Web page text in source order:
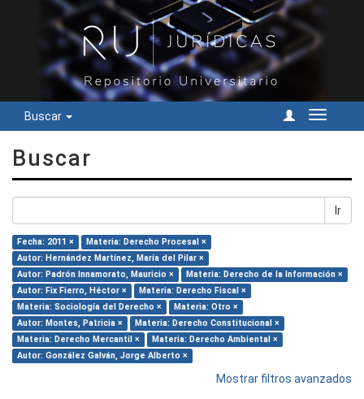
Buscar
Cambiar
Buscar
Ir
Fecha: 2011 ×
Materia: Derecho Procesal ×
Autor: Hernández Martínez, María del Pilar ×
Autor: Padrón Innamorato, Mauricio ×
Materia: Derecho de la Información ×
Autor: Fix Fierro, Héctor ×
Materia: Derecho Fiscal ×
Materia: Sociología del Derecho ×
Materia: Otro ×
Autor: Montes, Patricia ×
Materia: Derecho Constitucional ×
Materia: Derecho Mercantil ×
Materia: Derecho Ambiental ×
Autor: González Galván, Jorge Alberto ×
Mostrar filtros avanzados